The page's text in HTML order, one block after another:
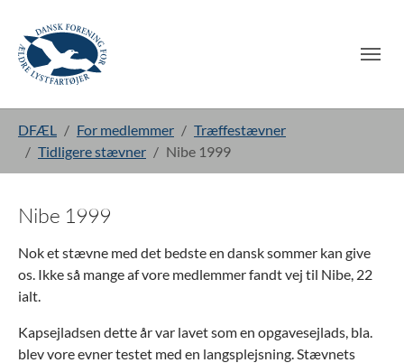
DFÆL For medlemmer
Træffestævner
Tidligere stævner
Nibe 1999
Nibe 1999
Nok et stævne med det bedste en dansk sommer kan give
os. Ikke så mange af vore medlemmer fandt vej til Nibe, 22
ialt.
Kapsejladsen dette år var lavet som en opgavesejlads, bla.
blev vore evner testet med en langsplejsning. Stævnets